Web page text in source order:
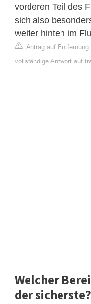
vorderen Teil des
sich also
weiter hinten im
Antrag auf Entfernung
vollständige Antwort auf
Welcher
der sicherste?